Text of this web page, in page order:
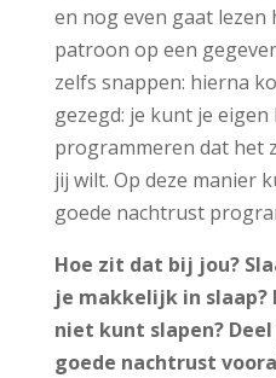
en nog even gaat
patroon op een
zelfs snappen: hierna
gezegd: je kunt je
programmeren dat het
jij wilt. Op deze manier
goede nachtrust
Hoe zit dat bij jou?
je makkelijk in slaap?
niet kunt slapen?
goede nachtrust